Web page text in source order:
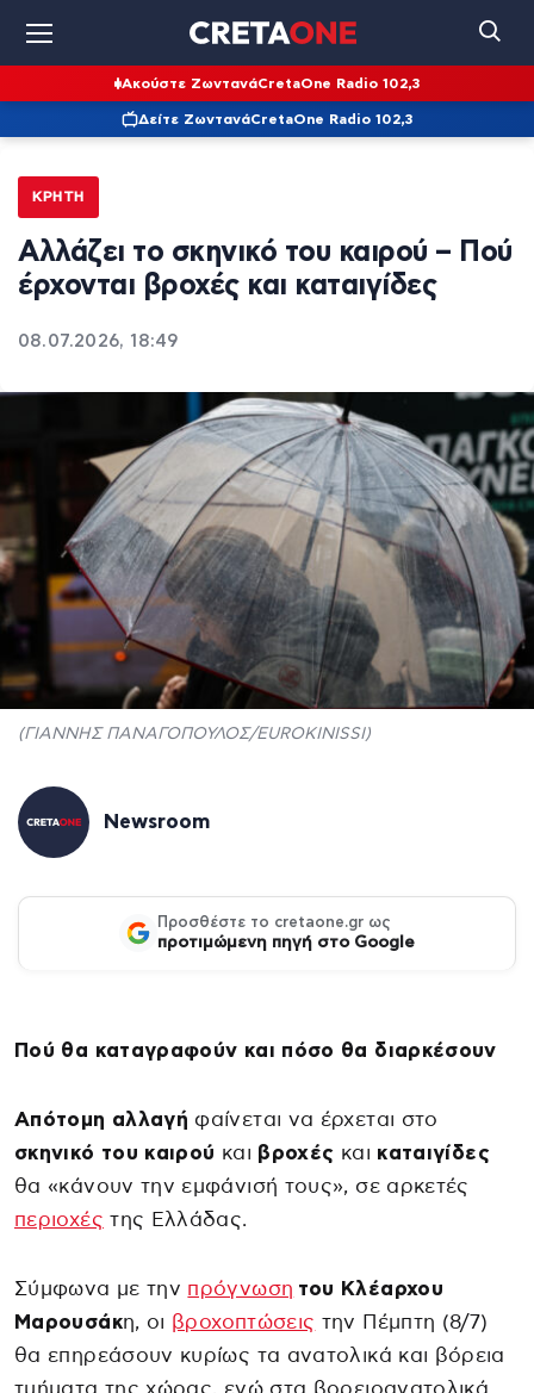
Ακούστε ΖωντανάCretaOne Radio 102,3
Δείτε ΖωντανάCretaOne Radio 102,3
ΚΡΉΤΗ
Αλλάζει το σκηνικό του καιρού – Πού
έρχονται βροχές και καταιγίδες
08.07.2026, 18:49
(ΓΙΑΝΝΗΣ ΠΑΝΑΓΟΠΟΥΛΟΣ/EUROKINISSI)
Newsroom
Προσθέστε το cretaone.gr ως
προτιμώμενη πηγή στο Google
Πού θα καταγραφούν και πόσο θα διαρκέσουν
Απότομη αλλαγή φαίνεται να έρχεται στο
σκηνικό του καιρού και βροχές και καταιγίδες
θα «κάνουν την εμφάνισή τους», σε αρκετές
περιοχές της Ελλάδας.
Σύμφωνα με την πρόγνωση του Κλέαρχου
Μαρουσάκη, οι βροχοπτώσεις την Πέμπτη (8/7)
θα επηρεάσουν κυρίως τα ανατολικά και βόρεια
τμήματα της χώρας, ενώ στα βορειοανατολικά